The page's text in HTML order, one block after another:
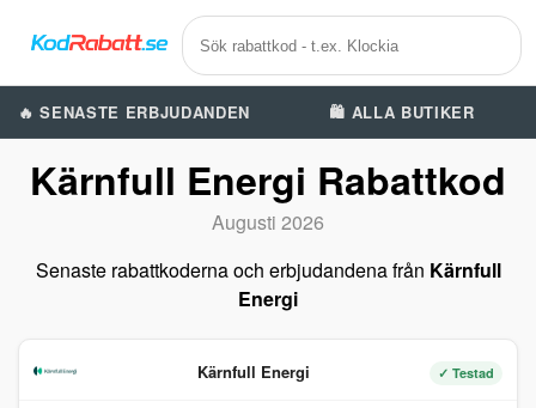
🔥 SENASTE ERBJUDANDEN 🛍️ ALLA BUTIKER
Kärnfull Energi Rabattkod
Augusti 2026
Senaste rabattkoderna och erbjudandena från Kärnfull
Energi
Kärnfull Energi ✓ Testad